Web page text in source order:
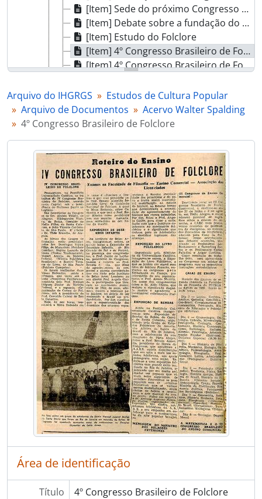
[Item] Sede do próximo Congresso Tradicionalista
[Item] Debate sobre a fundação do tradicionalismo
[Item] Estudo do Folclore
[Item] 4º Congresso Brasileiro de Folclore
[Item] 4º Congresso Brasileiro de Folclore - Medalha Silvio Romero
[Item] Congresso de folclore
[Item] 4º Congresso Brasileiro do Folclore
[Item] Regulamento dos Congressos
[Item] Êxito do 2º Congresso Tradicionalista
[Item] Instalação do 1º Congresso Tradicionalista
[Item] Tradições gauchas no 1º Congresso Tradicionalista
[Item] Notícias do Congresso
[Item] Encerramento do 4º Congresso Brasileiro de Folclore
[Subséries] Outros Pesquisadores
Arquivo do IHGRGS
Estudos de Cultura Popular
Arquivo de Documentos
Acervo Walter Spalding
4º Congresso Brasileiro de Folclore
Área de identificação
Título
4º Congresso Brasileiro de Folclore